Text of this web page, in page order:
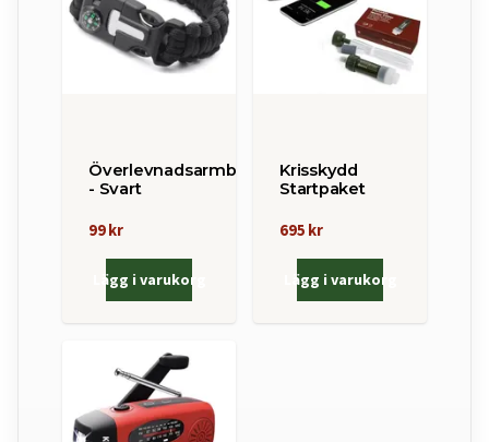
Överlevnadsarmband
- Svart
99 kr
Lägg i varukorg
Krisskydd
Startpaket
695 kr
Lägg i varukorg